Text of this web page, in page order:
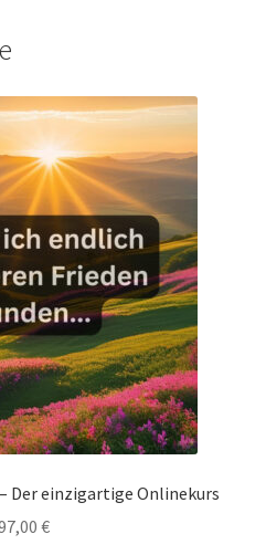
Der einzigartige Onlinekurs
€